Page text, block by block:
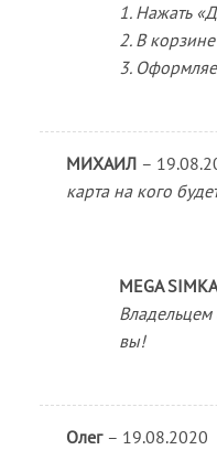
1. Нажать
2. В
3.
МИХАИЛ –
карта на кого
MEGA
Владельцем
вы!
Олег – 19.08.2020